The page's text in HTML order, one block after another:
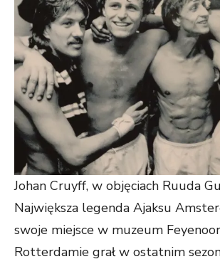
Johan Cruyff, w objęciach Ruuda
Największa legenda Ajaksu
swoje miejsce w muzeum
Rotterdamie grał w ostatnim